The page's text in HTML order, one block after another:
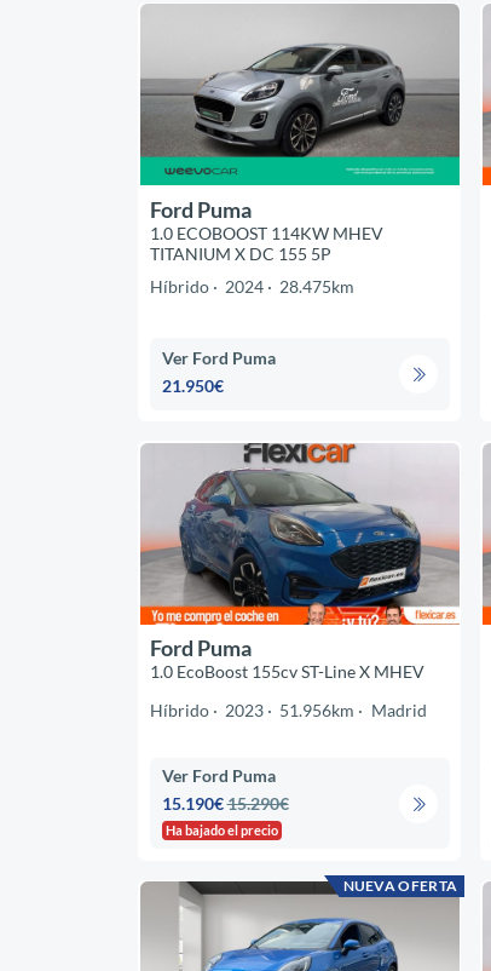
Ford Puma
1.0 ECOBOOST 114KW MHEV
TITANIUM X DC 155 5P
Híbrido
2024 28.475km
Ver Ford Puma
21.950€
Ford Puma
1.0 EcoBoost 155cv ST-Line X MHEV
Híbrido
2023 51.956km Madrid
Ver Ford Puma
15.190€15.290€
Ha bajado el precio
NUEVA OFERTA